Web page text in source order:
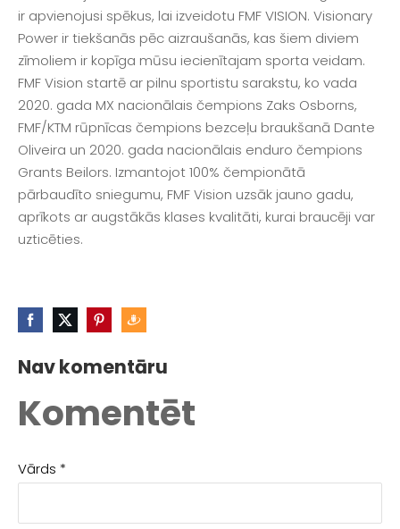
ir apvienojusi spēkus, lai izveidotu FMF VISION. Visionary
Power ir tiekšanās pēc aizraušanās, kas šiem diviem
zīmoliem ir kopīga mūsu iecienītajam sporta veidam.
FMF Vision startē ar pilnu sportistu sarakstu, ko vada
2020. gada MX nacionālais čempions Zaks Osborns,
FMF/KTM rūpnīcas čempions bezceļu braukšanā Dante
Oliveira un 2020. gada nacionālais enduro čempions
Grants Beilors. Izmantojot 100% čempionātā
pārbaudīto sniegumu, FMF Vision uzsāk jauno gadu,
aprīkots ar augstākās klases kvalitāti, kurai braucēji var
uzticēties.
Nav komentāru
Komentēt
Vārds *